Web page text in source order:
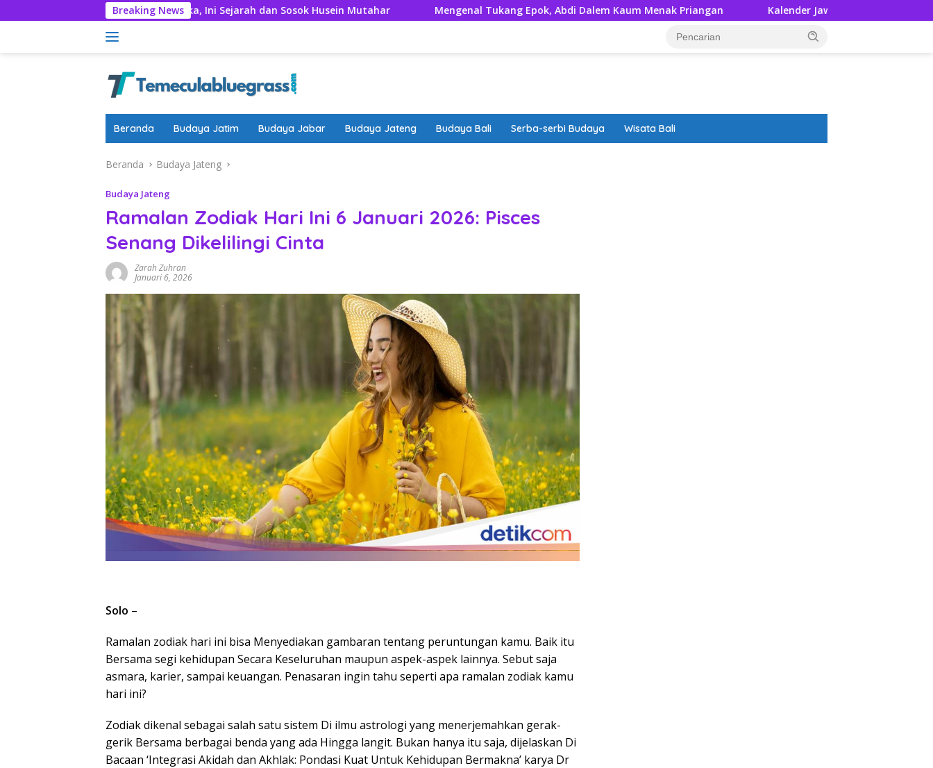
ke
Breaking News
Lagu Hari Merdeka, Ini Sejarah dan Sosok Husein Mutahar Mengenal Tukang Epok, Abdi Dalem Kaum Menak Priangan Kalender Jawa Rabu Wage 5 Agustus 2026:
Beranda Budaya Jatim Budaya Jabar Budaya Jateng Budaya Bali Serba-serbi Budaya Wisata Bali
Beranda Budaya Jateng
Budaya Jateng
Ramalan Zodiak Hari Ini 6 Januari 2026: Pisces
Senang Dikelilingi Cinta
Zarah Zuhran
Januari 6, 2026
Solo –
Ramalan zodiak hari ini bisa Menyediakan gambaran tentang peruntungan kamu. Baik itu
Bersama segi kehidupan Secara Keseluruhan maupun aspek-aspek lainnya. Sebut saja
asmara, karier, sampai keuangan. Penasaran ingin tahu seperti apa ramalan zodiak kamu
hari ini?
Zodiak dikenal sebagai salah satu sistem Di ilmu astrologi yang menerjemahkan gerak-
gerik Bersama berbagai benda yang ada Hingga langit. Bukan hanya itu saja, dijelaskan Di
Bacaan ‘Integrasi Akidah dan Akhlak: Pondasi Kuat Untuk Kehidupan Bermakna’ karya Dr